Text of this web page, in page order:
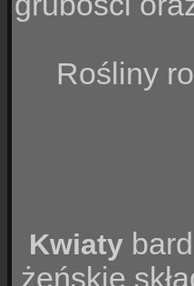
Rośliny
Kwiaty
żeńskie